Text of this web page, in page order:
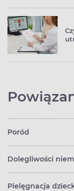
Poród
Dolegliwości
Pielęgnacja